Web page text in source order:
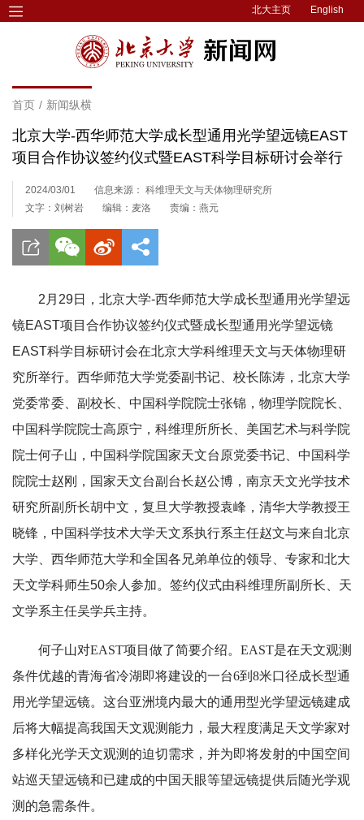
北大主页 English
首页 / 新闻纵横
北京大学-西华师范大学成长型通用光学望远镜EAST
项目合作协议签约仪式暨EAST科学目标研讨会举行
2024/03/01
信息来源： 科维理天文与天体物理研究所
文字：刘树岩
编辑：麦洛 责编：燕元
2月29日，北京大学-西华师范大学成长型通用光学望远
镜EAST项目合作协议签约仪式暨成长型通用光学望远镜
EAST科学目标研讨会在北京大学科维理天文与天体物理研
究所举行。西华师范大学党委副书记、校长陈涛，北京大学
党委常委、副校长、中国科学院院士张锦，物理学院院长、
中国科学院院士高原宁，科维理所所长、美国艺术与科学院
院士何子山，中国科学院国家天文台原党委书记、中国科学
院院士赵刚，国家天文台副台长赵公博，南京天文光学技术
研究所副所长胡中文，复旦大学教授袁峰，清华大学教授王
晓锋，中国科学技术大学天文系执行系主任赵文与来自北京
大学、西华师范大学和全国各兄弟单位的领导、专家和北大
天文学科师生50余人参加。签约仪式由科维理所副所长、天
文学系主任吴学兵主持。
何子山对EAST项目做了简要介绍。EAST是在天文观测
条件优越的青海省冷湖即将建设的一台6到8米口径成长型通
用光学望远镜。这台亚洲境内最大的通用型光学望远镜建成
后将大幅提高我国天文观测能力，最大程度满足天文学家对
多样化光学天文观测的迫切需求，并为即将发射的中国空间
站巡天望远镜和已建成的中国天眼等望远镜提供后随光学观
测的急需条件。